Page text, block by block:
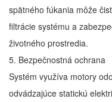
spätného fúkania môže
filtrácie systému a
životného prostredia.
5. Bezpečnostná ochrana
Systém využíva motory
odvádzajúce statickú